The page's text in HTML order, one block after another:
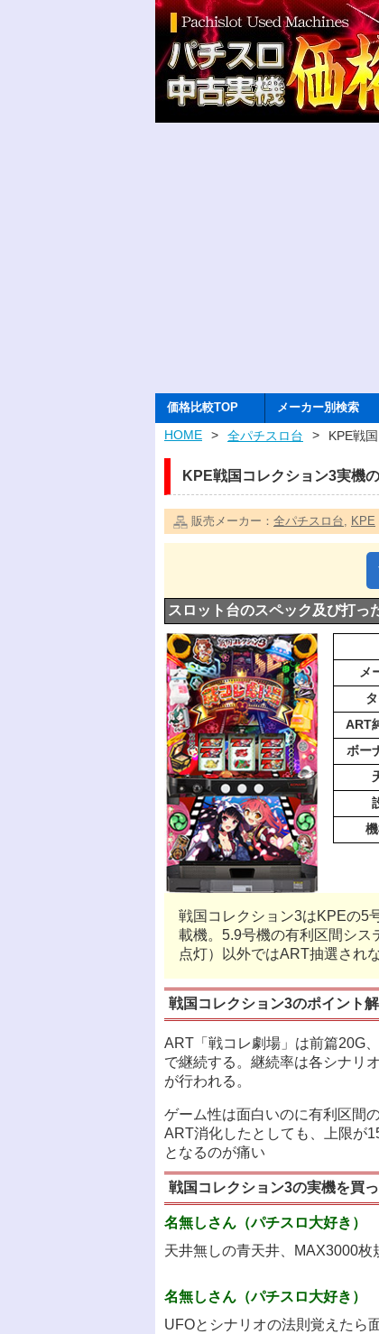
価格比較TOP メーカー別検索
HOME > 全パチスロ台 > KPE戦
KPE戦国コレクション3実機
販売メーカー： 全パチスロ台, KPE
スロット台のスペック及び打っ
メ
ART
ボー
戦国コレクション3はKPEの5
載機。5.9号機の有利区間シス
点灯）以外ではART抽選され
戦国コレクション3のポイント
ART「戦コレ劇場」は前篇20G
で継続する。継続率は各シナリ
が行われる。
ゲーム性は面白いのに有利区間
ART消化したとしても、上限が
となるのが痛い
戦国コレクション3の実機を買
名無しさん（パチスロ大好き）
天井無しの青天井、MAX3000
名無しさん（パチスロ大好き）
UFOとシナリオの法則覚えたら